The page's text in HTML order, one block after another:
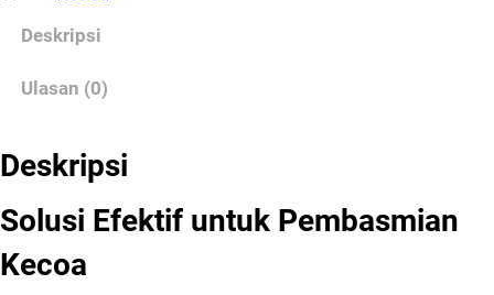
P
s
t
C
Deskripsi
Ulasan (0)
Deskripsi
Solusi Efektif untuk Pembasmian
Kecoa